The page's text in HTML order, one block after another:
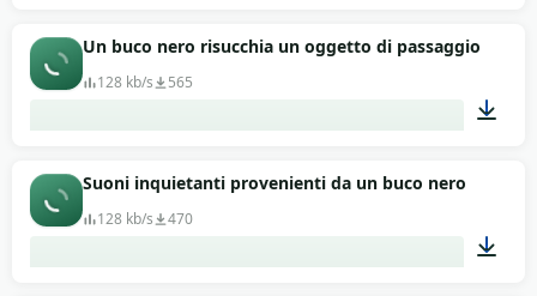
00:13
Un buco nero risucchia un oggetto di passaggio
128 kb/s 565
00:13
Suoni inquietanti provenienti da un buco nero
128 kb/s 470